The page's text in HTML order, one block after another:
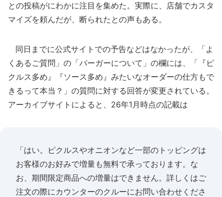
との投稿がにわかに注目を集めた。実際に、店舗でカスタ
マイズを頼んだが、断られたとの声もある。
同日までに公式サイトでの予告などはなかったが、「よ
くあるご質問」の「バーガーについて」の欄には、「『ピ
クルス多め』『ソース多め』みたいなオーダーの仕方もで
きるって本当？」の質問に対する回答が変更されている。
アーカイブサイトによると、26年1月時点の記載は
「はい。ピクルスやオニオンなど一部のトッピングは
お客様のお好みで増量も無料で承っております。な
お、期間限定商品への増量はできません。詳しくはご
注文の際にカウンターのクルーにお問い合わせくださ